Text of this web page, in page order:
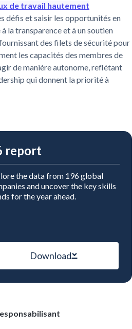
de travail hautement
défis et saisir les opportunités en
la transparence et à un soutien
des filets de sécurité pour
les capacités des membres de
de manière autonome, reflétant
qui donnent la priorité à
report
the data from 196 global
and uncover the key skills
for the year ahead.
Download